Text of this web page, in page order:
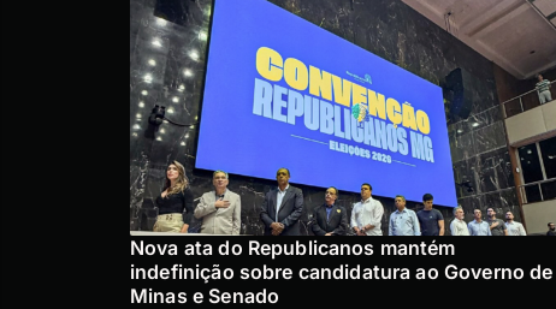
Nova ata do Republicanos mantém
indefinição sobre candidatura ao Governo de
Minas e Senado